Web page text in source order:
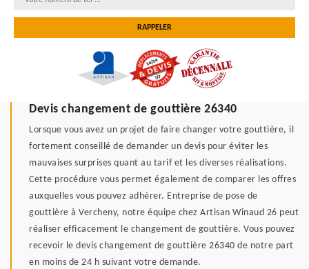
Devis changement de gouttière 26340
Lorsque vous avez un projet de faire changer votre gouttière, il
fortement conseillé de demander un devis pour éviter les
mauvaises surprises quant au tarif et les diverses réalisations.
Cette procédure vous permet également de comparer les offres
auxquelles vous pouvez adhérer. Entreprise de pose de
gouttière à Vercheny, notre équipe chez Artisan Winaud 26 peut
réaliser efficacement le changement de gouttière. Vous pouvez
recevoir le devis changement de gouttière 26340 de notre part
en moins de 24 h suivant votre demande.